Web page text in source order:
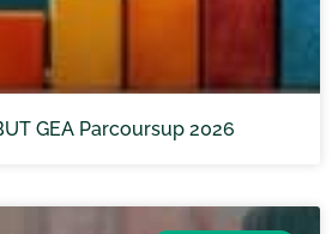
GEA Parcoursup 2026